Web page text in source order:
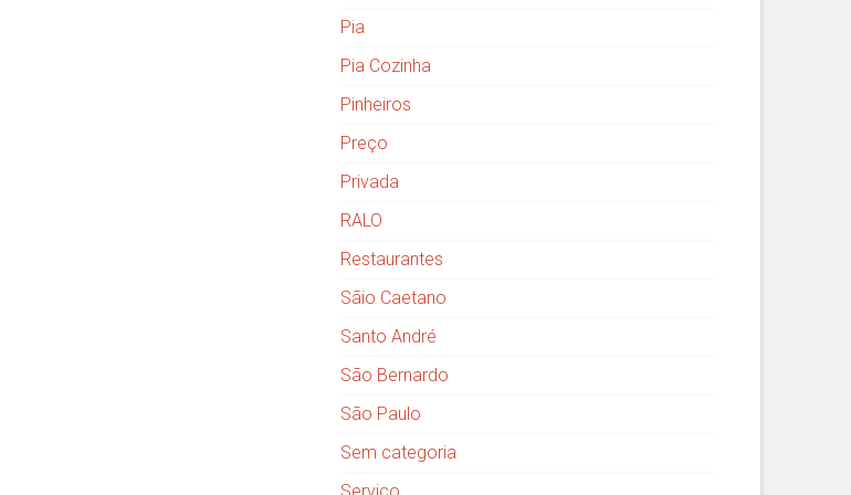
Pia
Pia Cozinha
Pinheiros
Preço
Privada
RALO
Restaurantes
Sãio Caetano
Santo André
São Bernardo
São Paulo
Sem categoria